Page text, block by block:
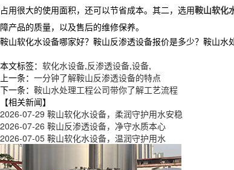
占用很大的使用面积，还可以节省成本。其二，选用鞍山软化
障产品的质量，以及售后的维修保养。
鞍山软化水设备哪家好？鞍山反渗透设备报价是多少？鞍山
本文标签： 软化水设备,反渗透设备,设备,
上一条： 一分钟了解鞍山反渗透设备的特点
下一条： 鞍山水处理工程公司带你了解工艺流程
【相关新闻】
2026-07-29 鞍山软化水设备，柔润守护用水安稳
2026-07-26 鞍山反渗透设备，净守水质本心
2026-07-05 鞍山软化水设备，温润守护用水